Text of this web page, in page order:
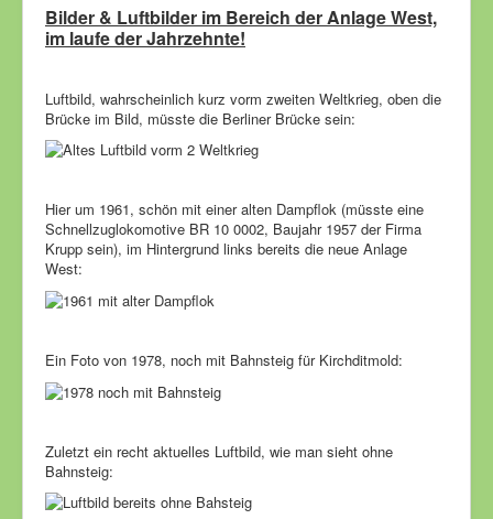
Bilder & Luftbilder im Bereich der Anlage West,
im laufe der Jahrzehnte!
Luftbild, wahrscheinlich kurz vorm zweiten Weltkrieg, oben die
Brücke im Bild, müsste die Berliner Brücke sein:
Hier um 1961, schön mit einer alten Dampflok (müsste eine
Schnellzuglokomotive BR 10 0002, Baujahr 1957 der Firma
Krupp sein), im Hintergrund links bereits die neue Anlage
West:
Ein Foto von 1978, noch mit Bahnsteig für Kirchditmold:
Zuletzt ein recht aktuelles Luftbild, wie man sieht ohne
Bahnsteig: